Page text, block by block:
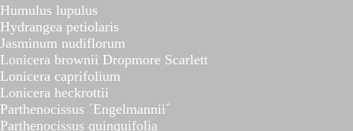
Humulus lupulus
Hydrangea petiolaris
Jasminum nudiflorum
Lonicera brownii Dropmore Scarlett
Lonicera caprifolium
Lonicera heckrottii
Parthenocissus ´Engelmannii´
Parthenocissus quinquifolia